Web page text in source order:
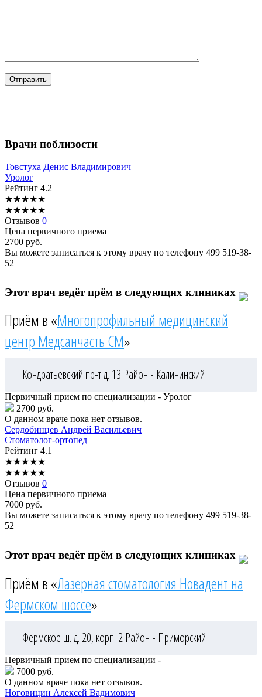
Врачи поблизости
Товстуха Денис Владимирович
Уролог
Рейтинг 4.2
★★★★★
★★★★★
Отзывов 0
Цена первичного приема
2700 руб.
Вы можете записаться к этому врачу по телефону 499 519-38-
52
Этот врач ведёт прём в следующих клиниках
Приём в «Многопрофильный медицинский
центр Медсанчасть СМ»
Кондратьевский пр-т д. 13 Район - Калининский
Первичный прием по специализации - Уролог
2700 руб.
О данном враче пока нет отзывов.
Сердобинцев Андрей Васильевич
Стоматолог-ортопед
Рейтинг 4.1
★★★★★
★★★★★
Отзывов 0
Цена первичного приема
7000 руб.
Вы можете записаться к этому врачу по телефону 499 519-38-
52
Этот врач ведёт прём в следующих клиниках
Приём в «Лазерная стоматология Новадент на
Фермском шоссе»
Фермское ш. д. 20, корп. 2 Район - Приморский
Первичный прием по специализации -
7000 руб.
О данном враче пока нет отзывов.
Ноговицин Алексей Вадимович